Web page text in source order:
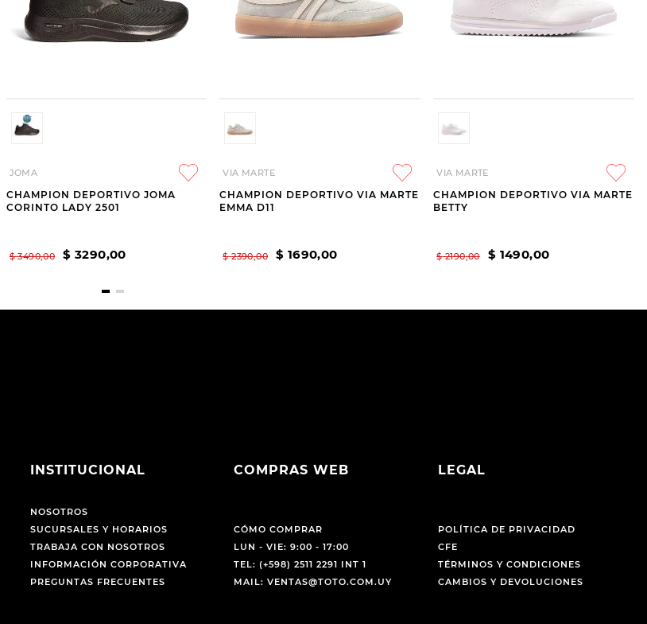
JOMA
CHAMPION DEPORTIVO JOMA
CORINTO LADY 2501
$ 3490,00 $ 3290,00
VIA MARTE
CHAMPION DEPORTIVO VIA MARTE
EMMA D11
$ 2390,00 $ 1690,00
VIA MARTE
CHAMPION DEPORTIVO VIA MARTE
BETTY
$ 2190,00 $ 1490,00
INSTITUCIONAL
NOSOTROS
SUCURSALES Y HORARIOS
TRABAJA CON NOSOTROS
INFORMACIÓN CORPORATIVA
PREGUNTAS FRECUENTES
COMPRAS WEB
CÓMO COMPRAR
LUN - VIE: 9:00 - 17:00
TEL: (+598) 2511 2291 INT 1
MAIL: VENTAS@TOTO.COM.UY
LEGAL
POLÍTICA DE PRIVACIDAD
CFE
TÉRMINOS Y CONDICIONES
CAMBIOS Y DEVOLUCIONES